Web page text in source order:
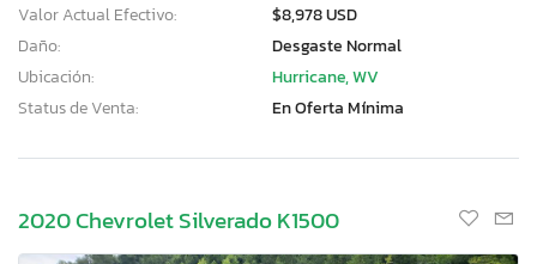
Valor Actual Efectivo:
$8,978 USD
Daño:
Desgaste Normal
Ubicación:
Hurricane, WV
Status de Venta:
En Oferta Mínima
2020 Chevrolet Silverado K1500